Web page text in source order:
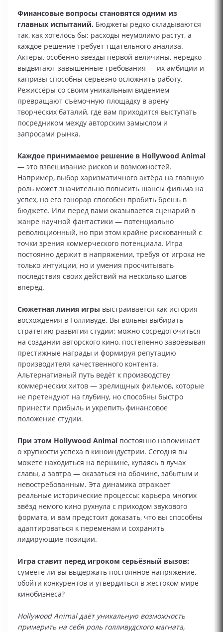
Финансовые вопросы становятся одним из
главных испытаний. Бюджеты редко складываются
так, как хотелось бы: расходы неумолимо растут, а
каждое решение требует тщательного анализа.
Актёры, особенно звёзды первой величины, нередко
выдвигают завышенные требования — их амбиции и
капризы способны серьёзно осложнить работу.
Режиссёры со своим уникальным видением
превращают съёмочную площадку в арену
творческих баталий, где вам приходится выступать
посредником между авторским замыслом и
запросами рынка.
Каждое принимаемое решение в Hollywood Animal
— это взвешивание рисков и возможностей.
Например, выбор харизматичного актёра на главную
роль может значительно повысить шансы фильма на
успех, но его гонорар способен пробить брешь в
бюджете. Или перед вами оказывается сценарий в
жанре научной фантастики — потенциально
революционный, но при этом крайне рискованный с
точки зрения коммерческого потенциала. Игра
постоянно держит в напряжении, требуя от игрока не
только интуиции, но и умения просчитывать
последствия своих действий на несколько шагов
вперёд.
Сюжетная линия игры выстраивается как история
восхождения в Голливуде. Вы вольны выбирать
стратегию развития студии: можно сосредоточиться
на создании авторского кино, постепенно завоёвывая
престижные награды и формируя репутацию
производителя качественного контента.
Альтернативный путь ведёт к производству
коммерческих хитов — зрелищных фильмов, которые
не претендуют на глубину, но способны быстро
принести прибыль и укрепить финансовое
положение студии.
При этом Hollywood Animal постоянно напоминает
о хрупкости успеха в киноиндустрии. Сегодня вы
можете находиться на вершине, купаясь в лучах
славы, а завтра — оказаться на обочине, забытым и
невостребованным. Эта динамика отражает
реальные исторические процессы: карьера многих
звёзд немого кино рухнула с приходом звукового
формата, и вам предстоит доказать, что вы способны
адаптироваться к переменам и сохранить
лидирующие позиции.
Игра ставит перед игроком серьёзный вызов:
сумеете ли вы выдержать постоянное напряжение,
обойти конкурентов и утвердиться в жестоком мире
кинобизнеса?
Hollywood Animal даёт уникальную возможность
примерить на себя роль голливудского магната,